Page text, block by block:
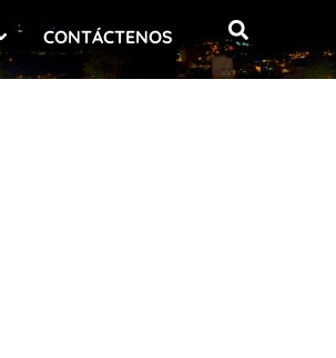
CONTÁCTENOS